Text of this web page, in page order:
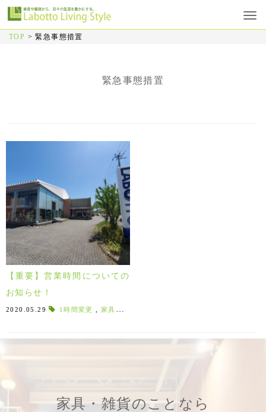
TOP >緊急事態措置
緊急事態措置
【重要】営業時間についての
お知らせ！
2020.05.29 1時間変更 ,家具屋
家具・雑貨のことなら